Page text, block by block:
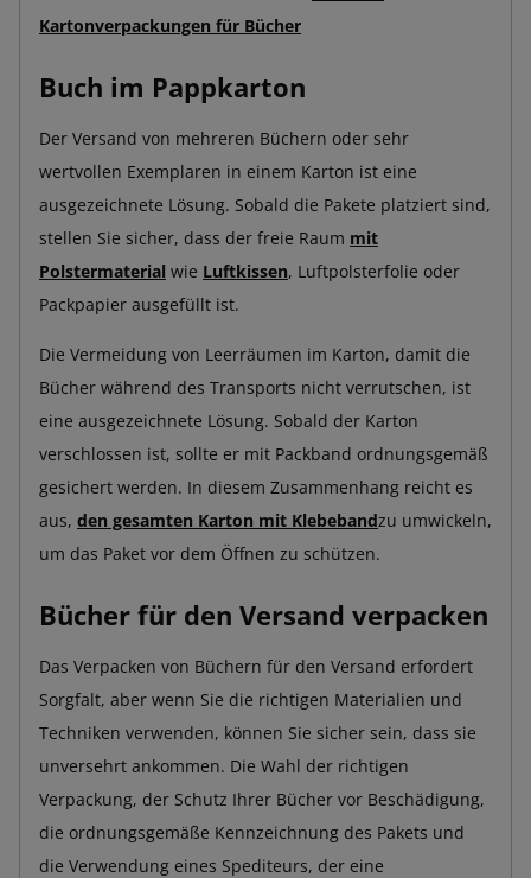
Kartonverpackungen für Bücher
Buch im Pappkarton
Der Versand von mehreren Büchern oder sehr
wertvollen Exemplaren in einem Karton ist eine
ausgezeichnete Lösung. Sobald die Pakete platziert sind,
stellen Sie sicher, dass der freie Raum mit
Polstermaterial wie Luftkissen, Luftpolsterfolie oder
Packpapier ausgefüllt ist.
Die Vermeidung von Leerräumen im Karton, damit die
Bücher während des Transports nicht verrutschen, ist
eine ausgezeichnete Lösung. Sobald der Karton
verschlossen ist, sollte er mit Packband ordnungsgemäß
gesichert werden. In diesem Zusammenhang reicht es
aus, den gesamten Karton mit Klebebandzu umwickeln,
um das Paket vor dem Öffnen zu schützen.
Bücher für den Versand verpacken
Das Verpacken von Büchern für den Versand erfordert
Sorgfalt, aber wenn Sie die richtigen Materialien und
Techniken verwenden, können Sie sicher sein, dass sie
unversehrt ankommen. Die Wahl der richtigen
Verpackung, der Schutz Ihrer Bücher vor Beschädigung,
die ordnungsgemäße Kennzeichnung des Pakets und
die Verwendung eines Spediteurs, der eine